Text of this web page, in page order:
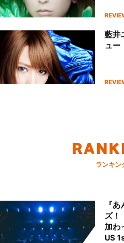
藍井
ュー
ランキン
『
ズ！
加わ
US